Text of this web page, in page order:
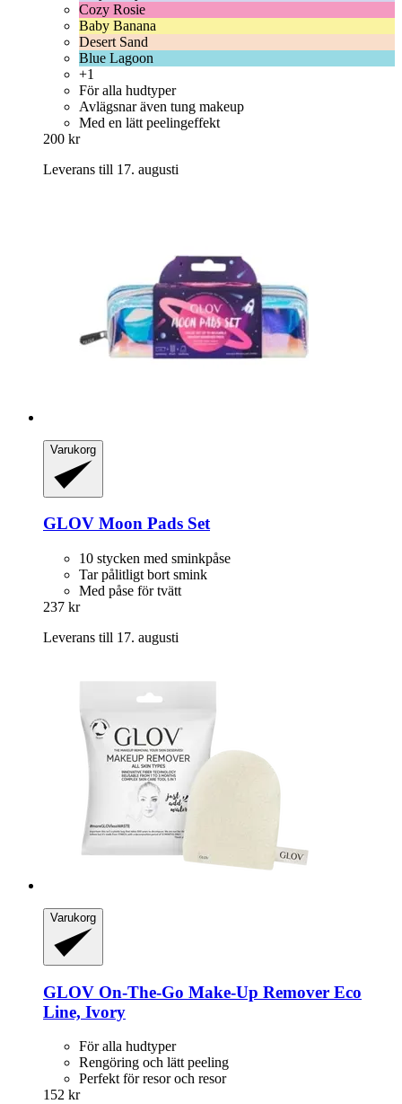
Cozy Rosie
Baby Banana
Desert Sand
Blue Lagoon
+1
För alla hudtyper
Avlägsnar även tung makeup
Med en lätt peelingeffekt
200 kr
Leverans till 17. augusti
Varukorg
GLOV Moon Pads Set
10 stycken med sminkpåse
Tar pålitligt bort smink
Med påse för tvätt
237 kr
Leverans till 17. augusti
Varukorg
GLOV On-​The-​Go Make-​Up Remover Eco
Line, Ivory
För alla hudtyper
Rengöring och lätt peeling
Perfekt för resor och resor
152 kr